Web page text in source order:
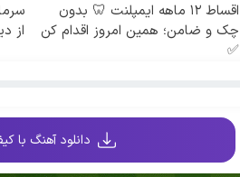
اقساط ۱۲ ماهه ایمپلنت 🦷 بدون
چک و ضامن؛ همین امروز اقدام کن
✅
از
دانلود آهنگ با